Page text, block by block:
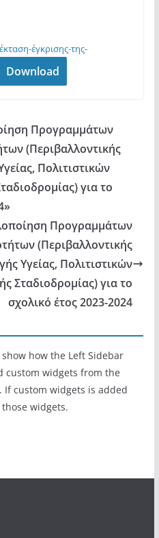
έγκρισης-της-
Download
Προγραμμάτων
(Περιβαλλοντικής
Πολιτιστικών
για το
Προγραμμάτων
(Περιβαλλοντικής
Υγείας, Πολιτιστικών
Σταδιοδρομίας) για το
σχολικό έτος 2023-2024
how the Left Sidebar
custom widgets from the
custom widgets is added
widgets.